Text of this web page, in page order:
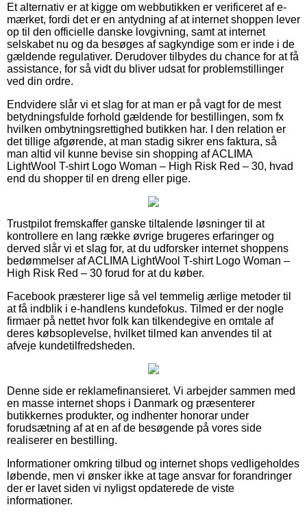
Et alternativ er at kigge om webbutikken er verificeret af e-
mærket, fordi det er en antydning af at internet shoppen lever
op til den officielle danske lovgivning, samt at internet
selskabet nu og da besøges af sagkyndige som er inde i de
gældende regulativer. Derudover tilbydes du chance for at få
assistance, for så vidt du bliver udsat for problemstillinger
ved din ordre.
Endvidere slår vi et slag for at man er på vagt for de mest
betydningsfulde forhold gældende for bestillingen, som fx
hvilken ombytningsrettighed butikken har. I den relation er
det tillige afgørende, at man stadig sikrer ens faktura, så
man altid vil kunne bevise sin shopping af ACLIMA
LightWool T-shirt Logo Woman – High Risk Red – 30, hvad
end du shopper til en dreng eller pige.
Trustpilot fremskaffer ganske tiltalende løsninger til at
kontrollere en lang række øvrige brugeres erfaringer og
derved slår vi et slag for, at du udforsker internet shoppens
bedømmelser af ACLIMA LightWool T-shirt Logo Woman –
High Risk Red – 30 forud for at du køber.
Facebook præsterer lige så vel temmelig ærlige metoder til
at få indblik i e-handlens kundefokus. Tilmed er der nogle
firmaer på nettet hvor folk kan tilkendegive en omtale af
deres købsoplevelse, hvilket tilmed kan anvendes til at
afveje kundetilfredsheden.
Denne side er reklamefinansieret. Vi arbejder sammen med
en masse internet shops i Danmark og præsenterer
butikkernes produkter, og indhenter honorar under
forudsætning af at en af de besøgende på vores side
realiserer en bestilling.
Informationer omkring tilbud og internet shops vedligeholdes
løbende, men vi ønsker ikke at tage ansvar for forandringer
der er lavet siden vi nyligst opdaterede de viste
informationer.